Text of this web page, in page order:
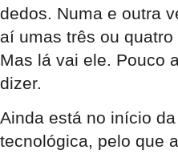
dedos. Numa e outra
aí umas três ou
Mas lá vai ele. Pouco
dizer.
Ainda está no início
tecnológica, pelo que